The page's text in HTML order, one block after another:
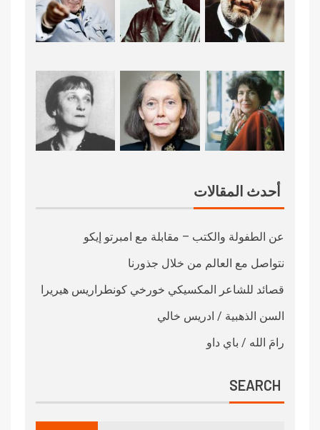
أحدث المقالات
عن الطفولة والكتب – مقابلة مع امبرتو إيكو
نتواصل مع العالم من خلال جذورنا
قصائد للشاعر المكسيكي خورخي كونطراريس هيريرا
السن الذهبية / ادريس خالي
رامَ الله / باي داو
SEARCH